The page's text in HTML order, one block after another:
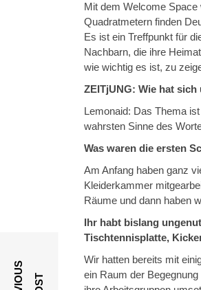
Mit dem Welcome
Quadratmetern finden
Es ist ein Treffpunkt für
Nachbarn, die ihre
wie wichtig es ist, zu
ZEITjUNG: Wie hat
Lemonaid: Das Thema
wahrsten Sinne des
Was waren die ersten
Am Anfang haben ganz
Kleiderkammer
Räume und dann haben
Ihr habt bislang
Tischtennisplatte,
Wir hatten bereits mit
ein Raum der